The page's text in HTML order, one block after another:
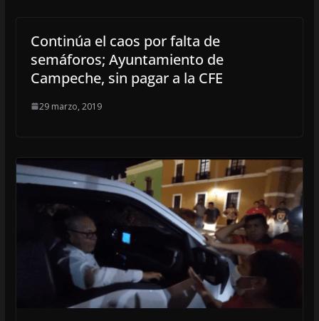
Continúa el caos por falta de
semáforos; Ayuntamiento de
Campeche, sin pagar a la CFE
29 marzo, 2019